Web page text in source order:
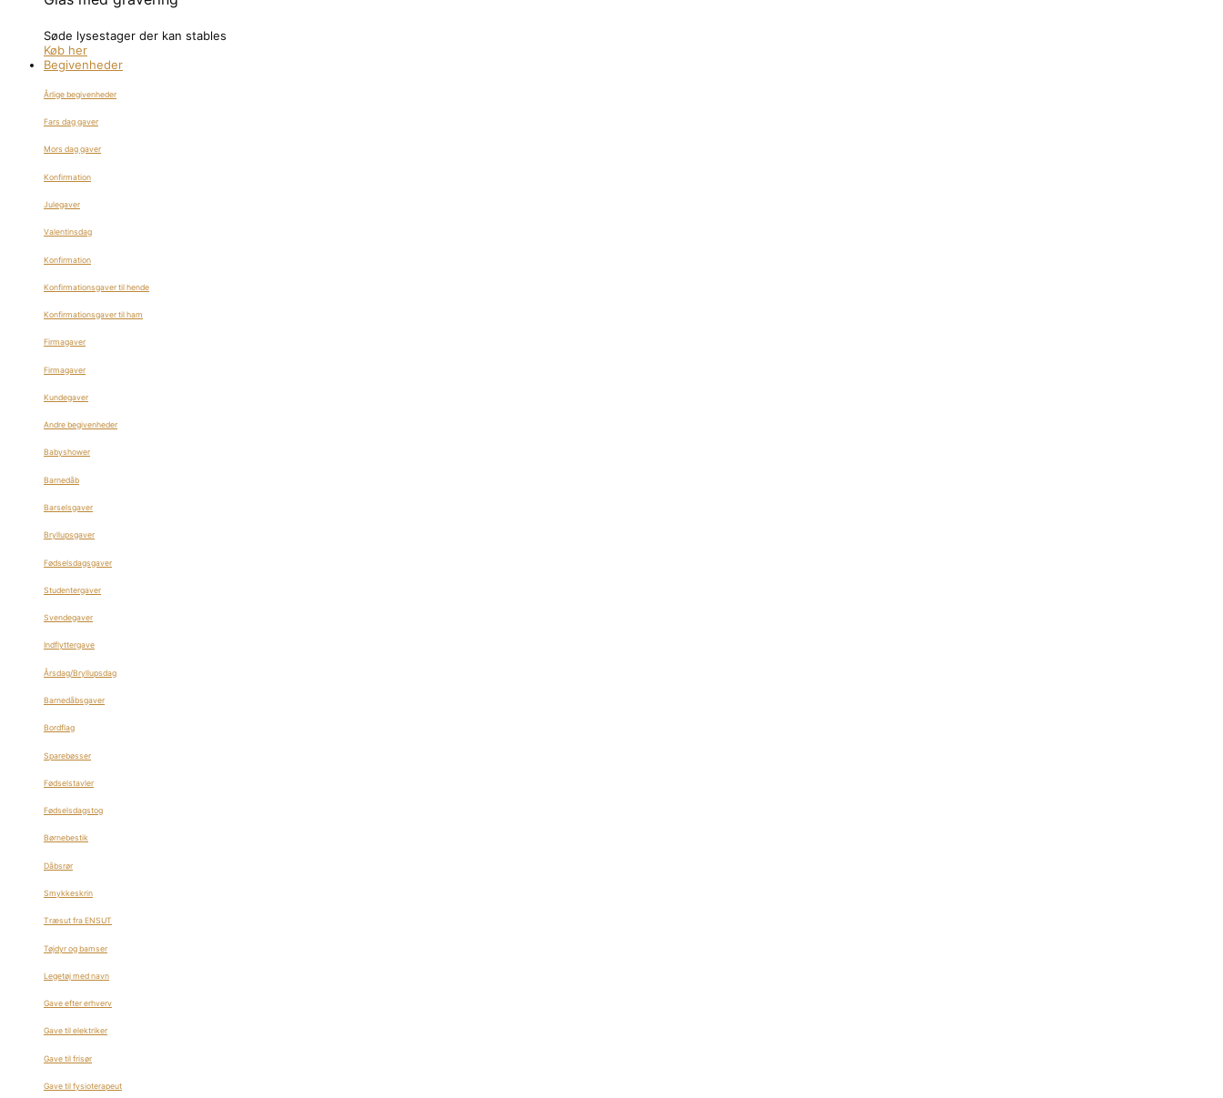
Søde lysestager der kan stables
Køb her
Begivenheder
Årlige begivenheder
Fars dag gaver
Mors dag gaver
Konfirmation
Julegaver
Valentinsdag
Konfirmation
Konfirmationsgaver til hende
Konfirmationsgaver til ham
Firmagaver
Firmagaver
Kundegaver
Andre begivenheder
Babyshower
Barnedåb
Barselsgaver
Bryllupsgaver
Fødselsdagsgaver
Studentergaver
Svendegaver
Indflyttergave
Årsdag/Bryllupsdag
Barnedåbsgaver
Bordflag
Sparebøsser
Fødselstavler
Fødselsdagstog
Børnebestik
Dåbsrør
Smykkeskrin
Træsut fra ENSUT
Tøjdyr og bamser
Legetøj med navn
Gave efter erhverv
Gave til elektriker
Gave til frisør
Gave til fysioterapeut